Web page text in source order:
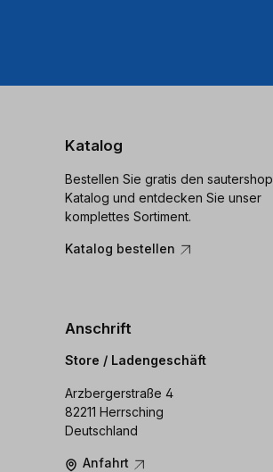
Katalog
Bestellen Sie gratis den sautershop
Katalog und entdecken Sie unser
komplettes Sortiment.
Katalog bestellen
Anschrift
Store / Ladengeschäft
Arzbergerstraße 4
82211 Herrsching
Deutschland
Anfahrt